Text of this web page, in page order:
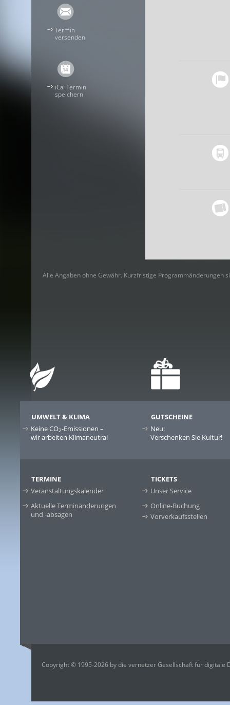
Termin
versenden
iCal Termin
speichern
Alle Angaben ohne Gewähr. Kurzfristige Programmänderungen
UMWELT & KLIMA
Keine CO2-Emissionen –
wir arbeiten Klimaneutral
GUTSCHEINE
Neu:
Verschenken Sie Kultur!
TERMINE
Veranstaltungskalender
Aktuelle Terminänderungen
und -absagen
TICKETS
Unser Service
Online-Buchung
Vorverkaufsstellen
Copyright © 1995-2026 by die vernetzer Gesellschaft für digitale